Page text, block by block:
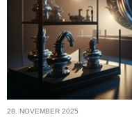
28. NOVEMBER 2025